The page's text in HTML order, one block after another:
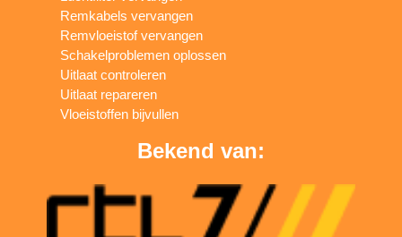
Remkabels vervangen
Remvloeistof vervangen
Schakelproblemen oplossen
Uitlaat controleren
Uitlaat repareren
Vloeistoffen bijvullen
Bekend van: